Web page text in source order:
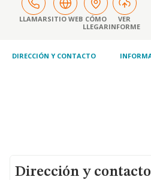
LLAMARSITIO WEB CÓMO
LLEGAR
VER
INFORME
DIRECCIÓN Y CONTACTO
Dirección y contacto